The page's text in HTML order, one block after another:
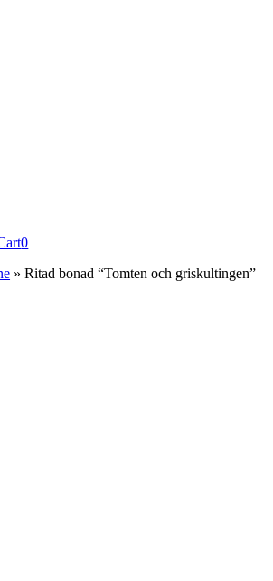
0
»Ritad bonad “Tomten och griskultingen”